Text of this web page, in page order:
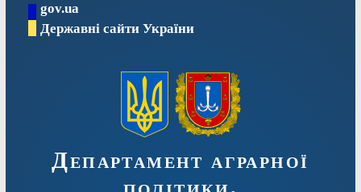
Перейтиgov.ua
Державні сайти України
Департамент аграрної